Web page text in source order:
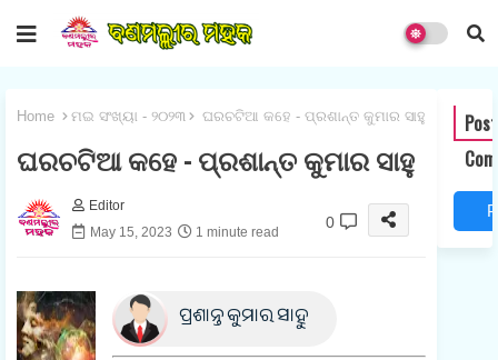
Home ମଇ ସଂଖ୍ୟା - ୨୦୨୩ ଘରଚଟିଆ କହେ - ପ୍ରଶାନ୍ତ କୁମାର ସାହୁ
ଘରଚଟିଆ କହେ - ପ୍ରଶାନ୍ତ କୁମାର ସାହୁ
Editor
May 15, 2023
1 minute read
0
ପ୍ରଶାନ୍ତ କୁମାର ସାହୁ
P
o